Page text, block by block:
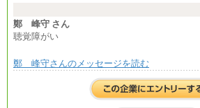
鄭 峰守 さん
聴覚障がい
鄭 峰守さんのメッセージを読む